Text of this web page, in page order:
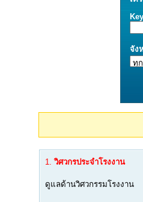
จัง
1. วิศวกรประจำโรงงาน
ดูแลด้านวิศวกรรมโรงงาน